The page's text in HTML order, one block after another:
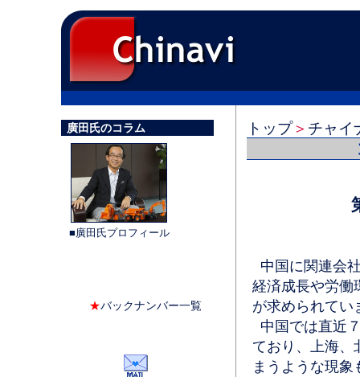
廣田氏のコラム
■廣田氏プロフィール
★バックナンバー一覧
トップ＞ チャイ
中国に関連会
経済成長や労働
が求められてい
中国では直近
ており、上海、
まうような現